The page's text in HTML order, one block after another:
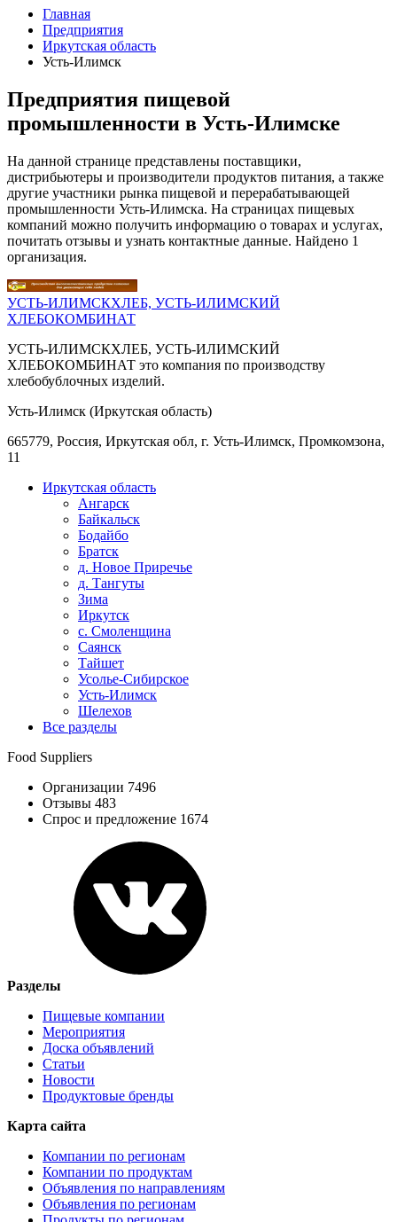
Главная
Предприятия
Иркутская область
Усть-Илимск
Предприятия пищевой
промышленности в Усть-Илимске
На данной странице представлены поставщики,
дистрибьютеры и производители продуктов питания, а также
другие участники рынка пищевой и перерабатывающей
промышленности Усть-Илимска. На страницах пищевых
компаний можно получить информацию о товарах и услугах,
почитать отзывы и узнать контактные данные. Найдено 1
организация.
УСТЬ-ИЛИМСКХЛЕБ, УСТЬ-ИЛИМСКИЙ
ХЛЕБОКОМБИНАТ
УСТЬ-ИЛИМСКХЛЕБ, УСТЬ-ИЛИМСКИЙ
ХЛЕБОКОМБИНАТ это компания по производству
хлебобублочных изделий.
Усть-Илимск (Иркутская область)
665779, Россия, Иркутская обл, г. Усть-Илимск, Промкомзона,
11
Иркутская область
Ангарск
Байкальск
Бодайбо
Братск
д. Новое Приречье
д. Тангуты
Зима
Иркутск
с. Смоленщина
Саянск
Тайшет
Усолье-Сибирское
Усть-Илимск
Шелехов
Все разделы
Food Suppliers
Организации 7496
Отзывы 483
Спрос и предложение 1674
Разделы
Пищевые компании
Мероприятия
Доска объявлений
Статьи
Новости
Продуктовые бренды
Карта сайта
Компании по регионам
Компании по продуктам
Объявления по направлениям
Объявления по регионам